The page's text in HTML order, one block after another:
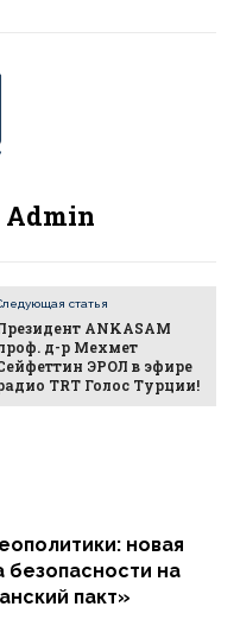
новая
безопасности на
пакт»
Admin
статья
ANKASAM
д-р Мехмет
ЭРОЛ в эфире
TRT Голос Турции!